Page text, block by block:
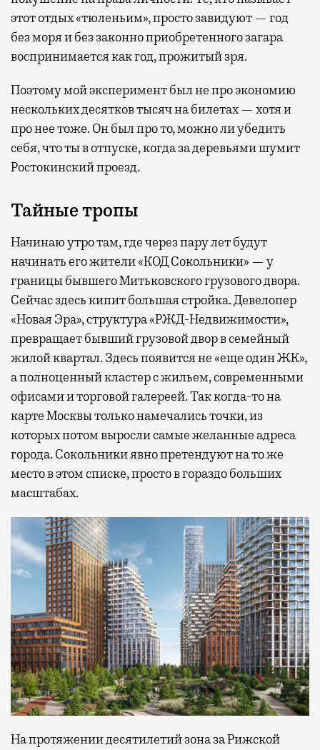
этот отдых «тюленьим», просто завидуют — год
без моря и без законно приобретенного загара
воспринимается как год, прожитый зря.
Поэтому мой эксперимент был не про экономию
нескольких десятков тысяч на билетах — хотя и
про нее тоже. Он был про то, можно ли убедить
себя, что ты в отпуске, когда за деревьями шумит
Ростокинский проезд.
Тайные тропы
Начинаю утро там, где через пару лет будут
начинать его жители «КОД Сокольники» — у
границы бывшего Митьковского грузового двора.
Сейчас здесь кипит большая стройка. Девелопер
«Новая Эра», структура «РЖД-Недвижимости»,
превращает бывший грузовой двор в семейный
жилой квартал. Здесь появится не «еще один ЖК»,
а полноценный кластер с жильем, современными
офисами и торговой галереей. Так когда-то на
карте Москвы только намечались точки, из
которых потом выросли самые желанные адреса
города. Сокольники явно претендуют на то же
место в этом списке, просто в гораздо больших
масштабах.
На протяжении десятилетий зона за Рижской